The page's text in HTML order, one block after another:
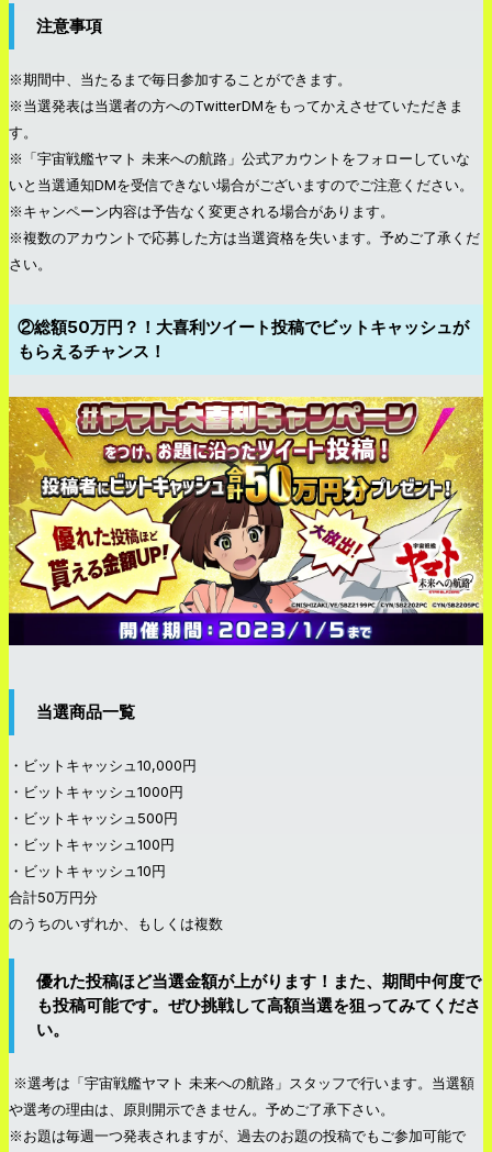
注意事項
※期間中、当たるまで毎日参加することができます。
※当選発表は当選者の方へのTwitterDMをもってかえさせていただきま
す。
※「宇宙戦艦ヤマト 未来への航路」公式アカウントをフォローしていな
いと当選通知DMを受信できない場合がございますのでご注意ください。
※キャンペーン内容は予告なく変更される場合があります。
※複数のアカウントで応募した方は当選資格を失います。予めご了承くだ
さい。
②総額50万円？！大喜利ツイート投稿でビットキャッシュが
もらえるチャンス！
当選商品一覧
・ビットキャッシュ10,000円
・ビットキャッシュ1000円
・ビットキャッシュ500円
・ビットキャッシュ100円
・ビットキャッシュ10円
合計50万円分
のうちのいずれか、もしくは複数
優れた投稿ほど当選金額が上がります！また、期間中何度で
も投稿可能です。ぜひ挑戦して高額当選を狙ってみてくださ
い。
※選考は「宇宙戦艦ヤマト 未来への航路」スタッフで行います。当選額
や選考の理由は、原則開示できません。予めご了承下さい。
※お題は毎週一つ発表されますが、過去のお題の投稿でもご参加可能で